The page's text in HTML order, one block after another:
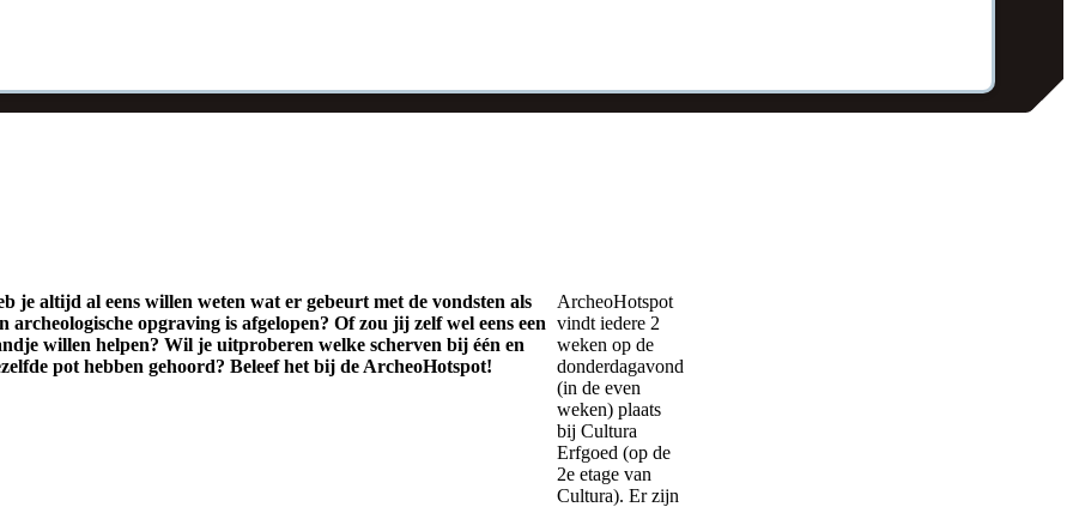
je altijd al eens willen weten wat er gebeurt met de vondsten als
archeologische opgraving is afgelopen? Of zou jij zelf wel eens een
willen helpen? Wil je uitproberen welke scherven bij één en
pot hebben gehoord? Beleef het bij de ArcheoHotspot!
ArcheoHotspot
vindt iedere 2
weken op de
donderdagavond
(in de even
weken) plaats
bij Cultura
Erfgoed (op de
2e etage van
Cultura). Er zijn